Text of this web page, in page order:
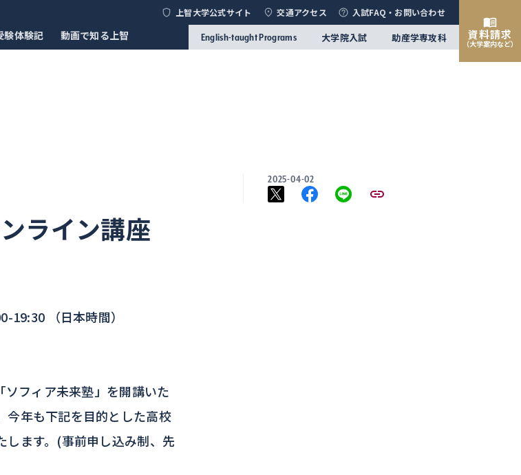
上智大学公式サイト 交通アクセス 入試FAQ・お問い合わせ
験体験記 動画で知る上智 English-taught Programs 大学院入試 助産学専攻科 資料請求
（大学案内など）
ライン講座
2025-04-02
（日本時間）
ソフィア未来塾」を開講いた
今年も下記を目的とした高校
します。(事前申し込み制、先